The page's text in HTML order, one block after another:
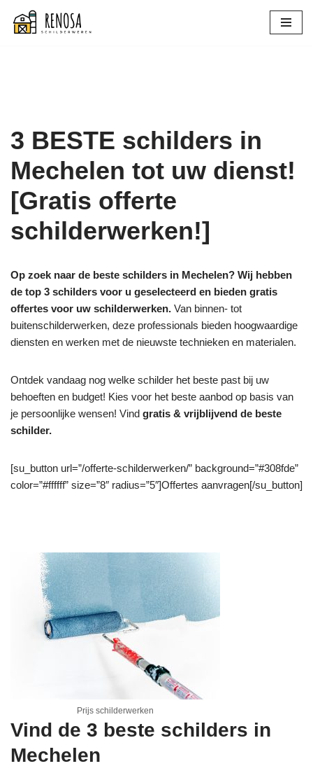
Spring
3 BESTE schilders in
Mechelen tot uw dienst!
[Gratis offerte
schilderwerken!]
Op zoek naar de beste schilders in Mechelen? Wij hebben
de top 3 schilders voor u geselecteerd en bieden gratis
offertes voor uw schilderwerken. Van binnen- tot
buitenschilderwerken, deze professionals bieden hoogwaardige
diensten en werken met de nieuwste technieken en materialen.
Ontdek vandaag nog welke schilder het beste past bij uw
behoeften en budget! Kies voor het beste aanbod op basis van
je persoonlijke wensen! Vind gratis & vrijblijvend de beste
schilder.
[su_button url=”/offerte-schilderwerken/” background=”#308fde”
color=”#ffffff” size=”8″ radius=”5″]Offertes aanvragen[/su_button]
Prijs schilderwerken
Vind de 3 beste schilders in
Mechelen